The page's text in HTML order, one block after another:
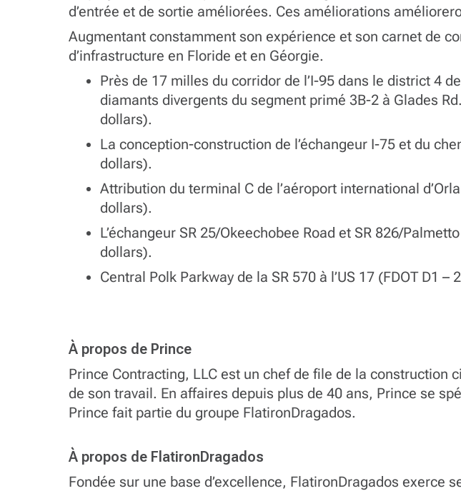
d’entrée et de sortie améliorées. Ces améliorations
Augmentant constamment son expérience et son carnet de
d’infrastructure en Floride et en Géorgie.
Près de 17 milles du corridor de l’I-95 dans le district 4
diamants divergents du segment primé 3B-2 à Glades
dollars).
La conception-construction de l’échangeur I-75 et du
dollars).
Attribution du terminal C de l’aéroport international
dollars).
L’échangeur SR 25/Okeechobee Road et SR 826/
dollars).
Central Polk Parkway de la SR 570 à l’US 17 (FDOT D1
À propos de Prince
Prince Contracting, LLC est un chef de file de la
de son travail. En affaires depuis plus de 40 ans, Prince se
Prince fait partie du groupe FlatironDragados.
À propos de FlatironDragados
Fondée sur une base d’excellence, FlatironDragados exerce